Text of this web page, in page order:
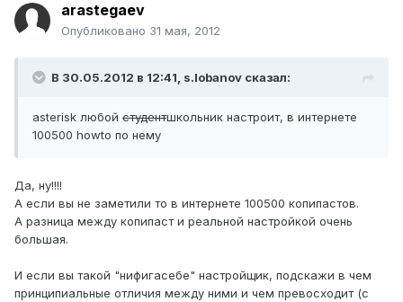
arastegaev
Опубликовано 31 мая, 2012
В 30.05.2012 в 12:41, s.lobanov сказал:
asterisk любой студентшкольник настроит, в интернете
100500 howto по нему
Да, ну!!!!
А если вы не заметили то в интернете 100500 копипастов.
А разница между копипаст и реальной настройкой очень
большая.
И если вы такой "нифигасебе" настройщик, подскажи в чем
принципиальные отличия между ними и чем превосходит (с